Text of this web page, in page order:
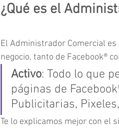
¿Qué es el
El Administrador Comercial
negocio, tanto de Facebook®
Activo: Todo lo que
páginas de
Publicitarias,
Te lo explicamos mejor con el